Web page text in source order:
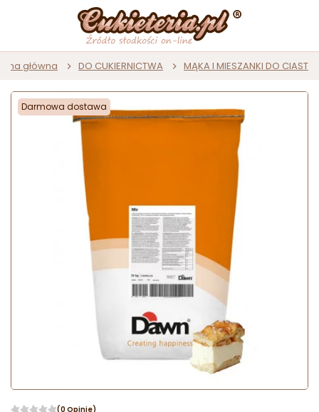
główna DO CUKIERNICTWA MĄKA I MIESZANKI DO CIAST
Darmowa dostawa
(0 Opinie)